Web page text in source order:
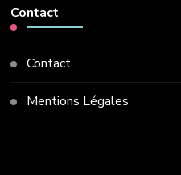
Contact
Contact
Mentions Légales